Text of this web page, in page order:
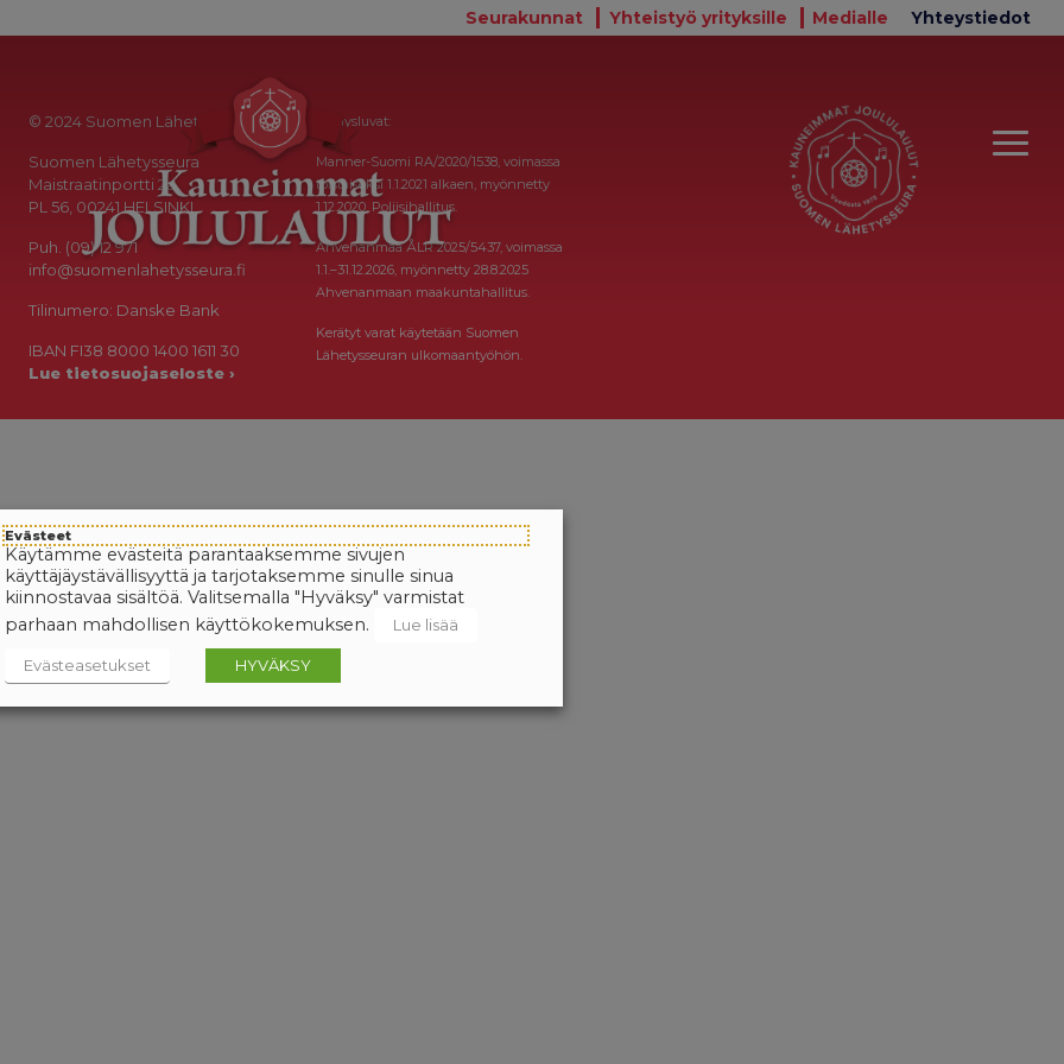
Seurakunnat Yhteistyö yrityksille Medialle Yhteystiedot
© 2024 Suomen Lähetysseura
Suomen Lähetysseura
Maistraatinportti 2a
PL 56, 00241 HELSINKI
Puh. (09) 12 971
info@suomenlahetysseura.fi
Tilinumero: Danske Bank
IBAN FI38 8000 1400 1611 30
Lue tietosuojaseloste ›
Keräysluvat:
Manner-Suomi RA/2020/1538, voimassa
toistaiseksi 1.1.2021 alkaen, myönnetty
1.12.2020, Poliisihallitus.
Ahvenanmaa ÅLR 2025/5437, voimassa
1.1.–31.12.2026, myönnetty 28.8.2025
Ahvenanmaan maakuntahallitus.
Kerätyt varat käytetään Suomen
Lähetysseuran ulkomaantyöhön.
Evästeet
Käytämme evästeitä parantaaksemme sivujen
käyttäjäystävällisyyttä ja tarjotaksemme sinulle sinua
kiinnostavaa sisältöä. Valitsemalla "Hyväksy" varmistat
parhaan mahdollisen käyttökokemuksen.
Lue lisää
Evästeasetukset HYVÄKSY